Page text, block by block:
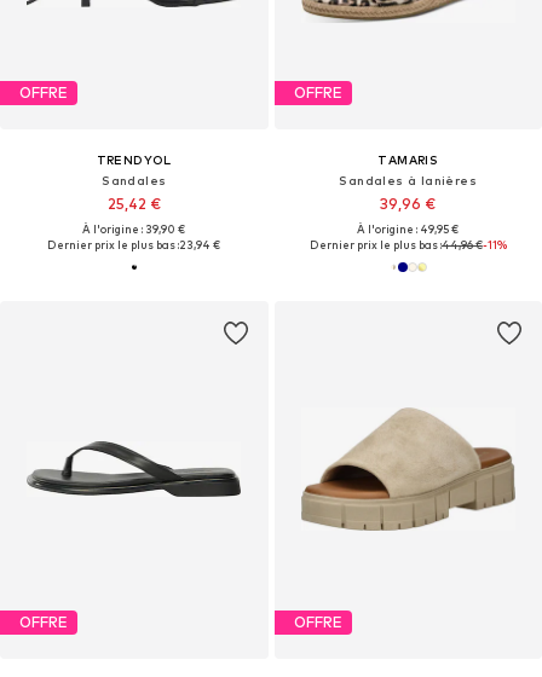
OFFRE
TRENDYOL
Sandales
25,42 €
À l'origine : 39,90 €
Dernier prix le plus bas :23,94 €
OFFRE
TAMARIS
Sandales à lanières
39,96 €
À l'origine : 49,95 €
Dernier prix le plus bas :44,96 €-11%
OFFRE OFFRE